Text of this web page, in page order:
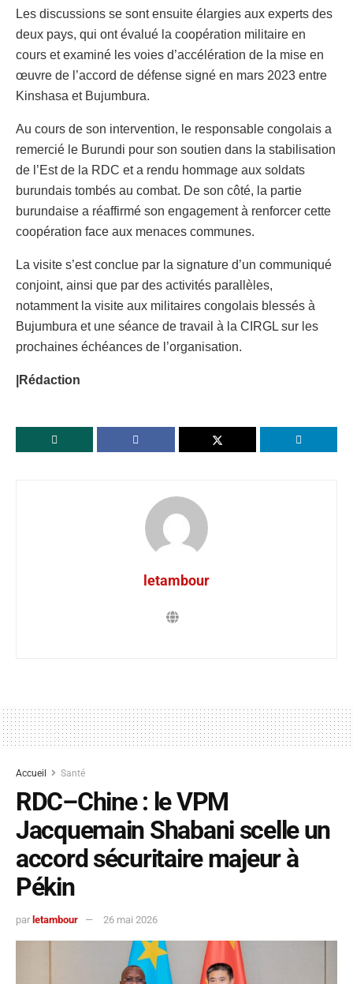
Les discussions se sont ensuite élargies aux experts des
deux pays, qui ont évalué la coopération militaire en
cours et examiné les voies d’accélération de la mise en
œuvre de l’accord de défense signé en mars 2023 entre
Kinshasa et Bujumbura.
Au cours de son intervention, le responsable congolais a
remercié le Burundi pour son soutien dans la stabilisation
de l’Est de la RDC et a rendu hommage aux soldats
burundais tombés au combat. De son côté, la partie
burundaise a réaffirmé son engagement à renforcer cette
coopération face aux menaces communes.
La visite s’est conclue par la signature d’un communiqué
conjoint, ainsi que par des activités parallèles,
notamment la visite aux militaires congolais blessés à
Bujumbura et une séance de travail à la CIRGL sur les
prochaines échéances de l’organisation.
|Rédaction
letambour
Accueil Santé
RDC–Chine : le VPM
Jacquemain Shabani scelle un
accord sécuritaire majeur à
Pékin
par letambour 26 mai 2026